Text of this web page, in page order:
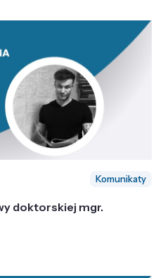
Komunikaty
doktorskiej mgr.